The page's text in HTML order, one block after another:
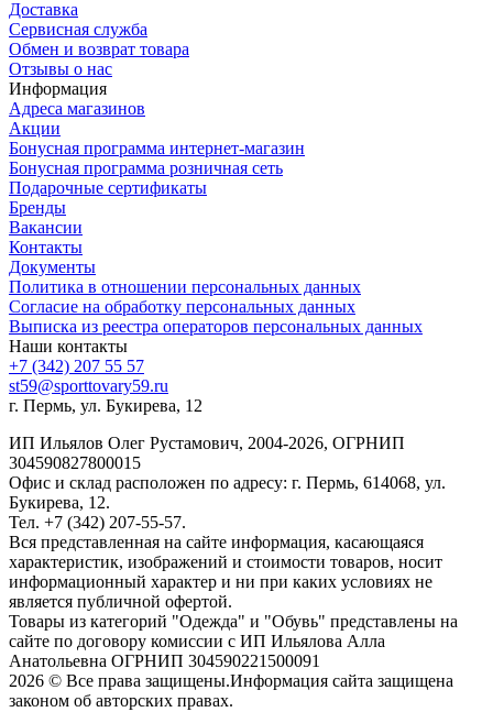
Доставка
Сервисная служба
Обмен и возврат товара
Отзывы о нас
Информация
Адреса магазинов
Акции
Бонусная программа интернет-магазин
Бонусная программа розничная сеть
Подарочные сертификаты
Бренды
Вакансии
Контакты
Документы
Политика в отношении персональных данных
Согласие на обработку персональных данных
Выписка из реестра операторов персональных данных
Наши контакты
+7 (342) 207 55 57
st59@sporttovary59.ru
г. Пермь, ул. Букирева, 12
ИП Ильялов Олег Рустамович, 2004-2026, ОГРНИП
304590827800015
Офис и склад расположен по адресу: г. Пермь, 614068, ул.
Букирева, 12.
Тел. +7 (342) 207-55-57.
Вся представленная на сайте информация, касающаяся
характеристик, изображений и стоимости товаров, носит
информационный характер и ни при каких условиях не
является публичной офертой.
Товары из категорий "Одежда" и "Обувь" представлены на
сайте по договору комиссии с ИП Ильялова Алла
Анатольевна ОГРНИП 304590221500091
2026 © Все права защищены.Информация сайта защищена
законом об авторских правах.